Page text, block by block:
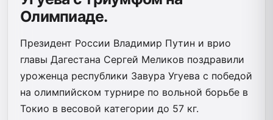
Олимпиаде.
Президент России Владимир Путин и врио
главы Дагестана Сергей Меликов поздравили
уроженца республики Завура Угуева с победой
на олимпийском турнире по вольной борьбе в
Токио в весовой категории до 57 кг.